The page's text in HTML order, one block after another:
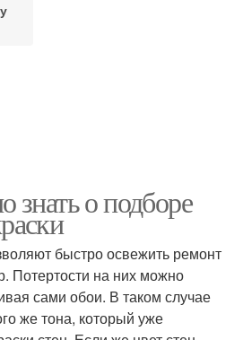
знать о подборе
быстро освежить ремонт
Потертости на них можно
сами обои. В таком случае
же тона, который уже